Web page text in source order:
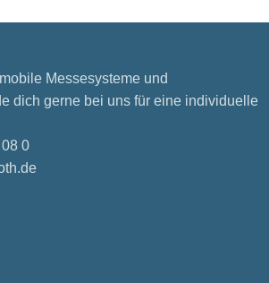
Messesysteme und
dich gerne bei uns für eine individuelle
0